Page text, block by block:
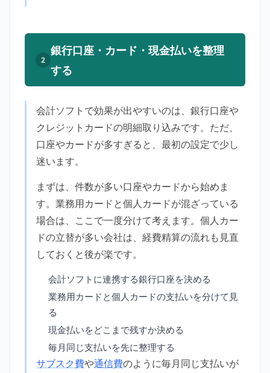
2
銀行口座・カード・現金払いを整理
する
会計ソフトで効果が出やすいのは、銀行口座や
クレジットカードの明細取り込みです。ただ、
口座やカードが多すぎると、最初の設定で少し
迷います。
まずは、件数が多い口座やカードから始めま
す。業務用カードと個人カードが混ざっている
場合は、ここで一度分けて考えます。個人カー
ドの立替が多い会社は、経費精算の流れも見直
しておくと後が楽です。
会計ソフトに連携する銀行口座を決める
業務用カードと個人カードの支払いを分けて見
る
現金払いをどこまで残すか決める
毎月同じ支払いを先に整理する
サブスク費や通信費のように毎月同じ支払いが